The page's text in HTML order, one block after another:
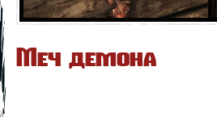
Меч демона